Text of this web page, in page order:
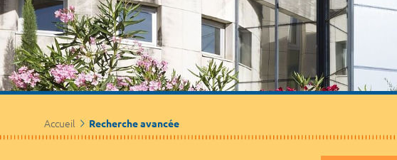
Accueil Recherche avancée